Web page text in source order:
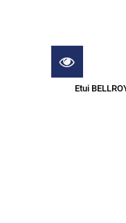
Etui